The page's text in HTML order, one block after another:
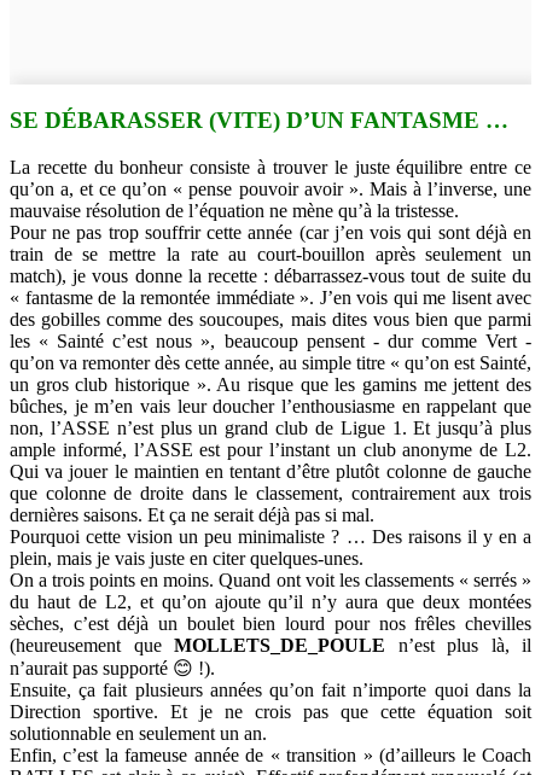
SE DÉBARASSER (VITE) D’UN FANTASME …
La recette du bonheur consiste à trouver le juste équilibre entre ce
qu’on a, et ce qu’on « pense pouvoir avoir ». Mais à l’inverse, une
mauvaise résolution de l’équation ne mène qu’à la tristesse.
Pour ne pas trop souffrir cette année (car j’en vois qui sont déjà en
train de se mettre la rate au court-bouillon après seulement un
match), je vous donne la recette : débarrassez-vous tout de suite du
« fantasme de la remontée immédiate ». J’en vois qui me lisent avec
des gobilles comme des soucoupes, mais dites vous bien que parmi
les « Sainté c’est nous », beaucoup pensent - dur comme Vert -
qu’on va remonter dès cette année, au simple titre « qu’on est Sainté,
un gros club historique ». Au risque que les gamins me jettent des
bûches, je m’en vais leur doucher l’enthousiasme en rappelant que
non, l’ASSE n’est plus un grand club de Ligue 1. Et jusqu’à plus
ample informé, l’ASSE est pour l’instant un club anonyme de L2.
Qui va jouer le maintien en tentant d’être plutôt colonne de gauche
que colonne de droite dans le classement, contrairement aux trois
dernières saisons. Et ça ne serait déjà pas si mal.
Pourquoi cette vision un peu minimaliste ? … Des raisons il y en a
plein, mais je vais juste en citer quelques-unes.
On a trois points en moins. Quand ont voit les classements « serrés »
du haut de L2, et qu’on ajoute qu’il n’y aura que deux montées
sèches, c’est déjà un boulet bien lourd pour nos frêles chevilles
(heureusement que MOLLETS_DE_POULE n’est plus là, il
n’aurait pas supporté 😊 !).
Ensuite, ça fait plusieurs années qu’on fait n’importe quoi dans la
Direction sportive. Et je ne crois pas que cette équation soit
solutionnable en seulement un an.
Enfin, c’est la fameuse année de « transition » (d’ailleurs le Coach